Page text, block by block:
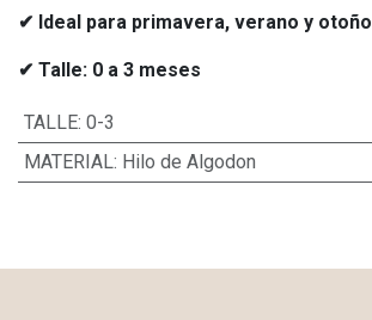
✔ Ideal para primavera, verano y otoño
✔ Talle: 0 a 3 meses
TALLE: 0-3
MATERIAL: Hilo de Algodon